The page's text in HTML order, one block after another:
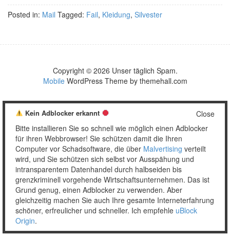
Posted in: Mail Tagged: Fail, Kleidung, Silvester
Copyright © 2026 Unser täglich Spam.
MobileWordPress Theme by themehall.com
Close
Kein Adblocker erkannt
Bitte installieren Sie so schnell wie möglich einen Adblocker
für ihren Webbrowser! Sie schützen damit die Ihren
Computer vor Schadsoftware, die über Malvertising verteilt
wird, und Sie schützen sich selbst vor Ausspähung und
intransparentem Datenhandel durch halbseiden bis
grenzkriminell vorgehende Wirtschaftsunternehmen. Das ist
Grund genug, einen Adblocker zu verwenden. Aber
gleichzeitig machen Sie auch Ihre gesamte Interneterfahrung
schöner, erfreulicher und schneller. Ich empfehle uBlock
Origin.